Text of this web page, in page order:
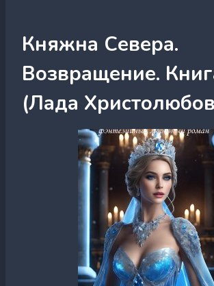
Княжна Севера.
Возвращение.
(Лада